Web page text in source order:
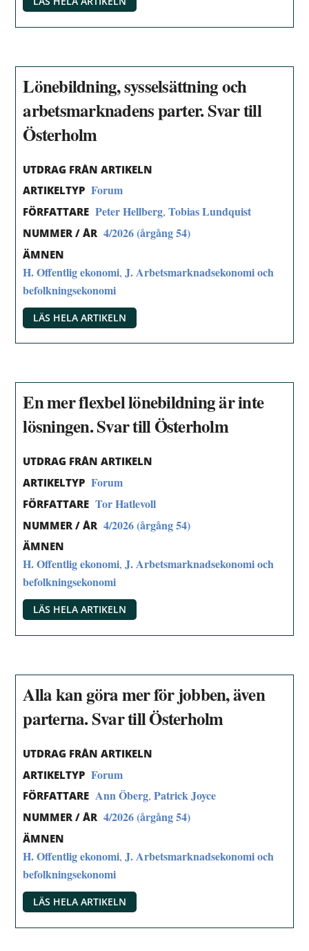
Lönebildning, sysselsättning och
arbetsmarknadens parter. Svar till
Österholm
UTDRAG FRÅN ARTIKELN
ARTIKELTYP Forum
FÖRFATTARE Peter Hellberg,Tobias Lundquist
NUMMER / ÅR 4/2026 (årgång 54)
ÄMNEN
H. Offentlig ekonomi,J. Arbetsmarknadsekonomi och
befolkningsekonomi
LÄS HELA ARTIKELN
En mer flexbel lönebildning är inte
lösningen. Svar till Österholm
UTDRAG FRÅN ARTIKELN
ARTIKELTYP Forum
FÖRFATTARE Tor Hatlevoll
NUMMER / ÅR 4/2026 (årgång 54)
ÄMNEN
H. Offentlig ekonomi,J. Arbetsmarknadsekonomi och
befolkningsekonomi
LÄS HELA ARTIKELN
Alla kan göra mer för jobben, även
parterna. Svar till Österholm
UTDRAG FRÅN ARTIKELN
ARTIKELTYP Forum
FÖRFATTARE Ann Öberg,Patrick Joyce
NUMMER / ÅR 4/2026 (årgång 54)
ÄMNEN
H. Offentlig ekonomi,J. Arbetsmarknadsekonomi och
befolkningsekonomi
LÄS HELA ARTIKELN